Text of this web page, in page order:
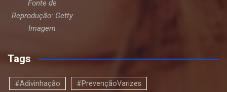
Fonte de
Reprodução: Getty
Imagem
Tags
#Adivinhação #PrevençãoVarizes